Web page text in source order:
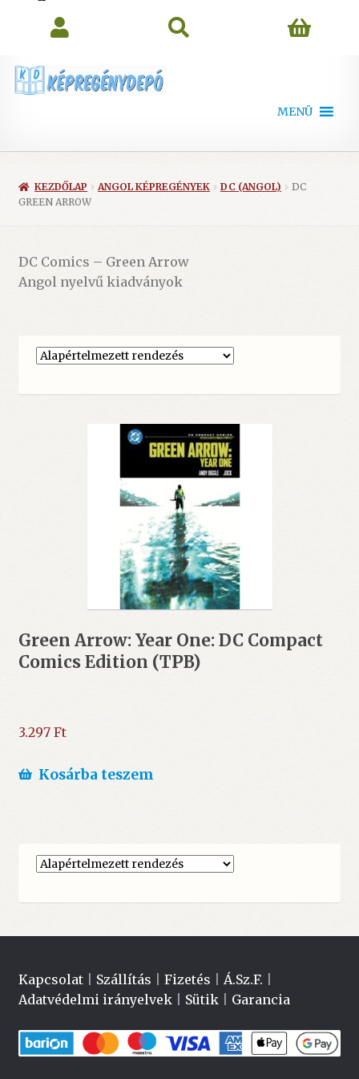
MENÜ
KEZDŐLAP ANGOL KÉPREGÉNYEK DC (ANGOL)
DC
GREEN ARROW
DC Comics – Green Arrow
Angol nyelvű kiadványok
Green Arrow: Year One: DC Compact
Comics Edition (TPB)
3.297 Ft
Kosárba teszem
Kapcsolat| Szállítás Fizetés Á.Sz.F.
Adatvédelmi irányelvek| Sütik| Garancia